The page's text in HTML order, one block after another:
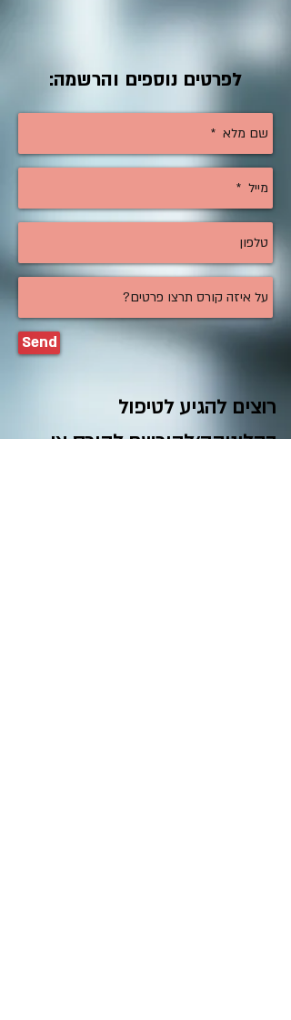
:לפרטים נוספים והרשמה
Send
רוצים להגיע לטיפול
בקליניקה/להירשם לקורס או